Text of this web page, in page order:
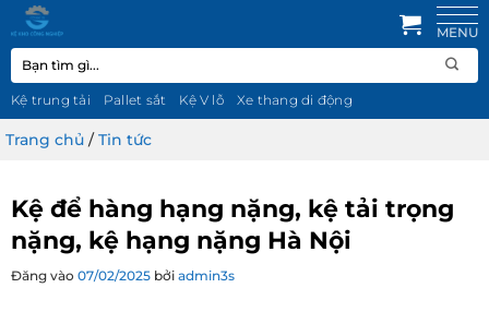
qua
nội
dung
Tìm
kiếm:
Kệ trung tải Pallet sắt Kệ V lỗ Xe thang di động
Trang chủ /Tin tức
Kệ để hàng hạng nặng, kệ tải trọng
nặng, kệ hạng nặng Hà Nội
Đăng vào 07/02/2025 bởi admin3s